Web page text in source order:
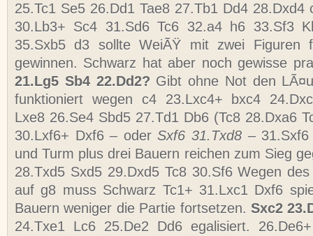
25.Tc1 Se5 26.Dd1 Tae8 27.Tb1 Dd4 28.Dxd4
30.Lb3+ Sc4 31.Sd6 Tc6 32.a4 h6 33.Sf3
35.Sxb5 d3 sollte WeiÃŸ mit zwei Figuren
gewinnen. Schwarz hat aber noch gewisse
21.Lg5 Sb4 22.Dd2? Gibt ohne Not den
funktioniert wegen c4 23.Lxc4+ bxc4
Lxe8 26.Se4 Sbd5 27.Td1 Db6 (Tc8 28.Dxa6
30.Lxf6+ Dxf6 – oderSxf6 31.Txd8 –
und Turm plus drei Bauern reichen zum Sieg
28.Txd5 Sxd5 29.Dxd5 Tc8 30.Sf6 Wegen
auf g8 muss Schwarz Tc1+ 31.Lxc1 Dxf6
Bauern weniger die Partie fortsetzen. Sxc2
24.Txe1 Lc6 25.De2 Dd6 egalisiert.